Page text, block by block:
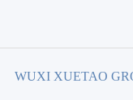
WUXI XUETAO